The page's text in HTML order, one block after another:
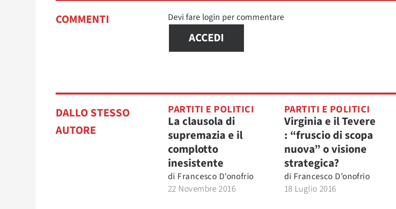
COMMENTI Devi fare login per commentare
ACCEDI
DALLO STESSO
AUTORE
PARTITI E POLITICI
La clausola di
supremazia e il
complotto
inesistente
di Francesco D'onofrio
22 Novembre 2016
PARTITI E POLITICI
Virginia e il Tevere
: “fruscio di scopa
nuova” o visione
strategica?
di Francesco D'onofrio
18 Luglio 2016